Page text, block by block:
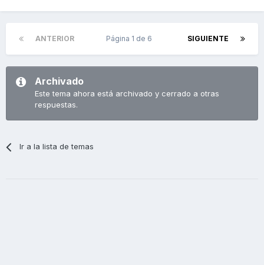
ANTERIOR SIGUIENTE
Página 1 de 6
Archivado
Este tema ahora está archivado y cerrado a otras
respuestas.
Ir a la lista de temas